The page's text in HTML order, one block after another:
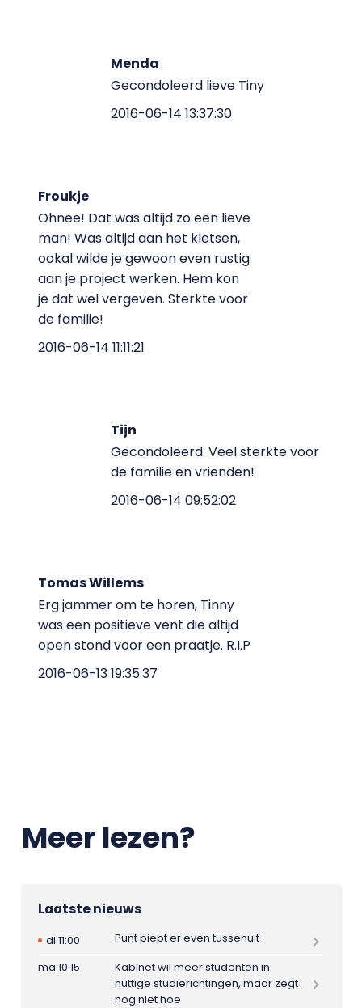
Menda
Gecondoleerd lieve Tiny
2016-06-14 13:37:30
Froukje
Ohnee! Dat was altijd zo een lieve
man! Was altijd aan het kletsen,
ookal wilde je gewoon even rustig
aan je project werken. Hem kon
je dat wel vergeven. Sterkte voor
de familie!
2016-06-14 11:11:21
Tijn
Gecondoleerd. Veel sterkte voor
de familie en vrienden!
2016-06-14 09:52:02
Tomas Willems
Erg jammer om te horen, Tinny
was een positieve vent die altijd
open stond voor een praatje. R.I.P
2016-06-13 19:35:37
Meer lezen?
Laatste nieuws
di 11:00
Punt piept er even tussenuit
ma 10:15
Kabinet wil meer studenten in
nuttige studierichtingen, maar zegt
nog niet hoe